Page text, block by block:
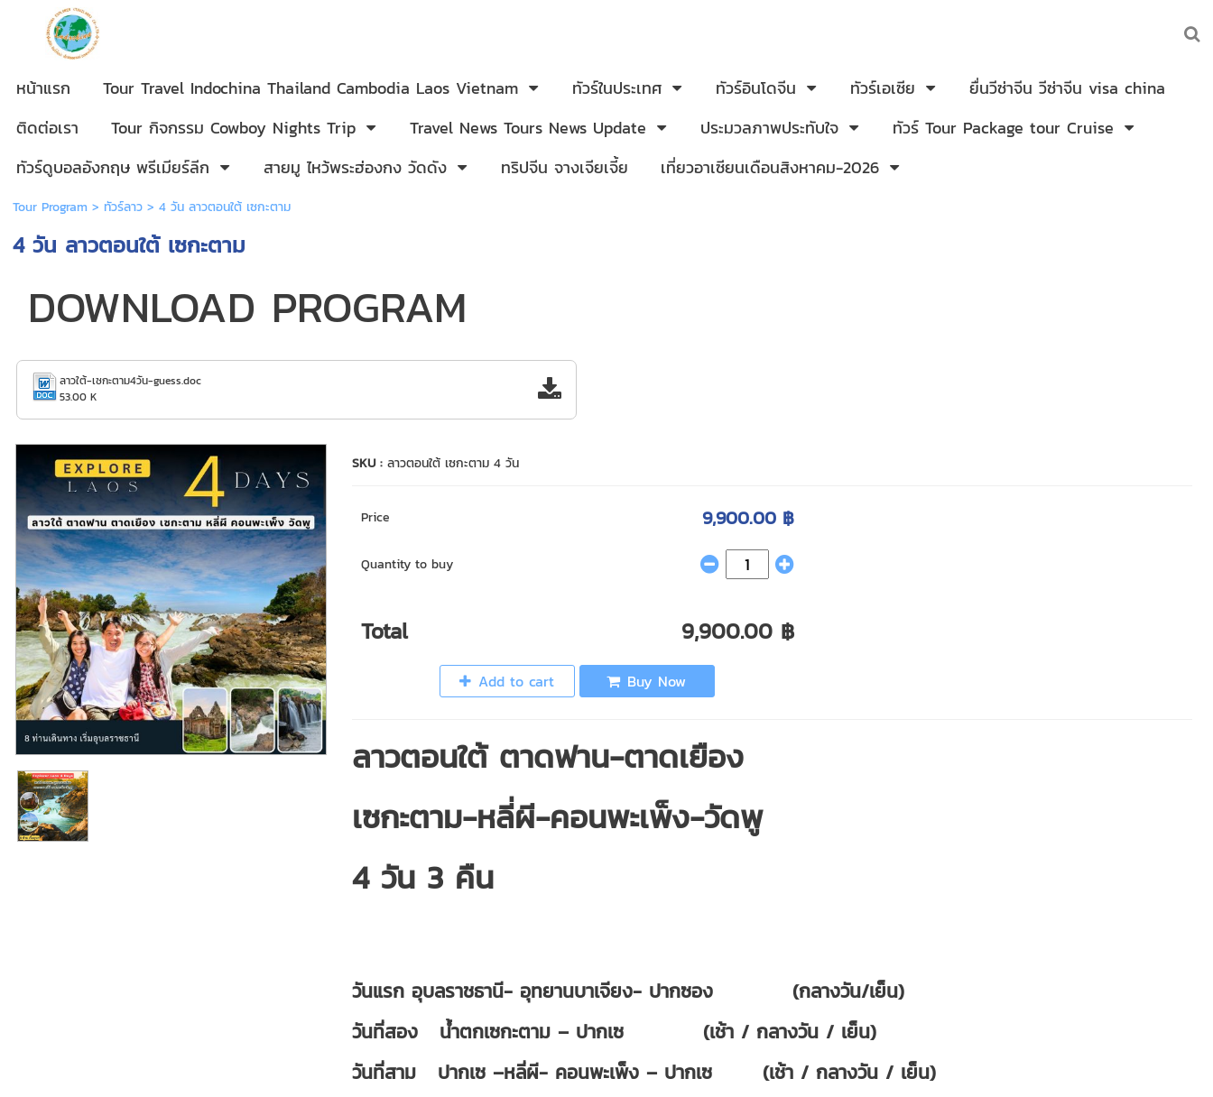
หน้าแรก Tour Travel Indochina Thailand Cambodia Laos Vietnam ทัวร์ในประเทศ ทัวร์อินโดจีน ทัวร์เอเซีย
ยื่นวีซ่าจีน วีซ่าจีน visa china
ติดต่อเรา
Tour กิจกรรม Cowboy Nights Trip Travel News Tours News Update ประมวลภาพประทับใจ
ทัวร์ Tour Package tour Cruise
ทัวร์ดูบอลอังกฤษ พรีเมียร์ลีก
สายมู ไหว้พระฮ่องกง วัดดัง ทริปจีน จางเจียเจี้ย เที่ยวอาเซียนเดือนสิงหาคม-2026
Tour Program> ทัวร์ลาว> 4 วัน ลาวตอนใต้ เซกะตาม
4 วัน ลาวตอนใต้ เซกะตาม
DOWNLOAD PROGRAM
ลาวใต้-เซกะตาม4วัน-guess.doc
53.00 K
SKU : ลาวตอนใต้ เซกะตาม 4 วัน
Price 9,900.00 ฿
Quantity to buy
Total 9,900.00 ฿
Add to cart Buy Now
ลาวตอนใต้ ตาดฟาน-ตาดเยือง
เซกะตาม-หลี่ผี-คอนพะเพ็ง-วัดพู
4 วัน 3 คืน
วันแรก อุบลราชธานี- อุทยานบาเจียง- ปากซอง (กลางวัน/เย็น)
วันที่สอง น้ำตกเซกะตาม – ปากเซ (เช้า / กลางวัน / เย็น)
วันที่สาม ปากเซ –หลี่ผี- คอนพะเพ็ง – ปากเซ (เช้า / กลางวัน / เย็น)